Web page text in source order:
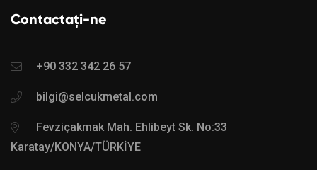
Contactați-ne
+90 332 342 26 57
bilgi@selcukmetal.com
Fevziçakmak Mah. Ehlibeyt Sk. No:33
Karatay/KONYA/TÜRKİYE